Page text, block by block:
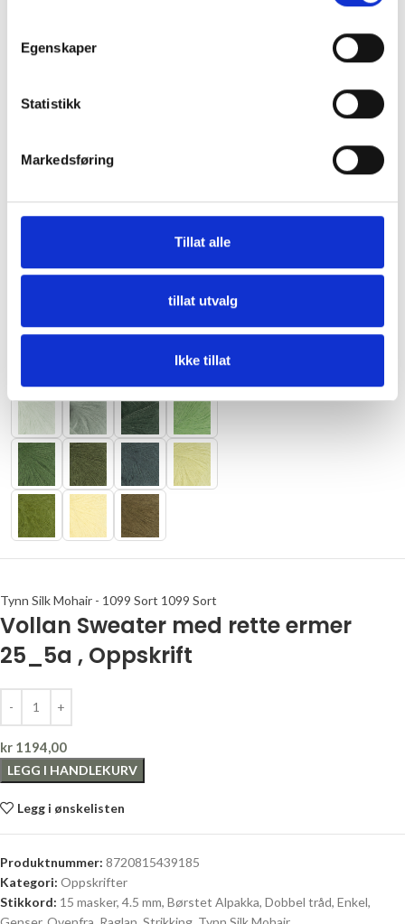
Egenskaper
Statistikk
Markedsføring
Tillat alle
tillat utvalg
Ikke tillat
Nullstill
Tynn Silk Mohair - 1099 Sort 1099 Sort
Vollan Sweater med rette ermer
25_5a , Oppskrift
kr 1194,00
LEGG I HANDLEKURV
Legg i ønskelisten
Produktnummer: 8720815439185
Kategori: Oppskrifter
Stikkord: 15 masker, 4.5 mm, Børstet Alpakka, Dobbel tråd, Enkel,